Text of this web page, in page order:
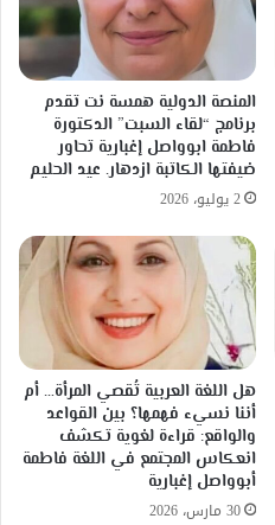
المنصة الدولية همسة نت تقدم
برنامج “لقاء السبت” الدكتورة
فاطمة ابوواصل إغبارية تحاور
ضيفتها الكاتبة ازدهار. عيد الحليم
2 يوليو، 2026
هل اللغة العربية تُقصي المرأة… أم
أننا نسيء فهمها؟ بين القواعد
والواقع: قراءة لغوية تكشف
انعكاس المجتمع في اللغة فاطمة
أبوواصل إغبارية
30 مارس، 2026